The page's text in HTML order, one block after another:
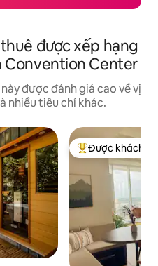
được xếp hạng
Convention Center
được đánh giá cao về vị
nhiều tiêu chí khác.
Được khách yêu
Được khách